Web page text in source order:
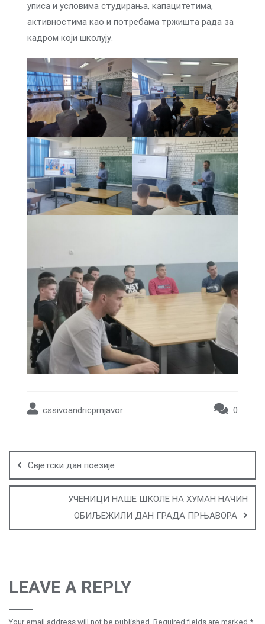
уписа и условима студирања, капацитетима,
активностима као и потребама тржишта рада за
кадром који школују.
cssivoandricprnjavor 0
navigation
Свјетски дан поезије
УЧЕНИЦИ НАШЕ ШКОЛЕ НА ХУМАН НАЧИН
ОБИЉЕЖИЛИ ДАН ГРАДА ПРЊАВОРА
LEAVE A REPLY
Your email address will not be published. Required fields are marked *